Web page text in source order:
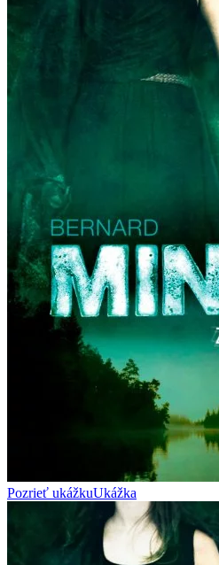
Pozrieť ukážkuUkážka